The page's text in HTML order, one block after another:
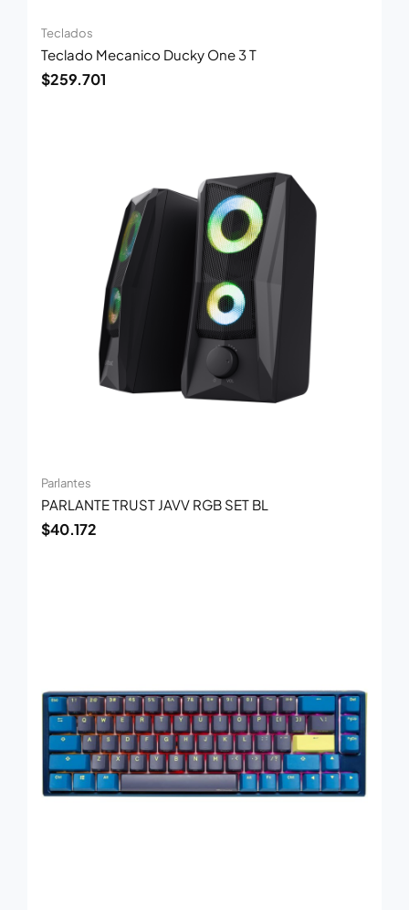
Teclados
Teclado Mecanico Ducky One 3 T
$259.701
Parlantes
PARLANTE TRUST JAVV RGB SET BL
$40.172